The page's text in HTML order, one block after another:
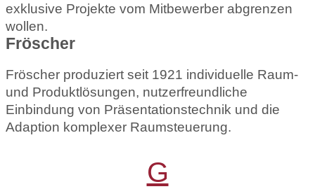
exklusive Projekte vom Mitbewerber abgrenzen
wollen.
Fröscher
Fröscher produziert seit 1921 individuelle Raum-
und Produktlösungen, nutzerfreundliche
Einbindung von Präsentationstechnik und die
Adaption komplexer Raumsteuerung.
G